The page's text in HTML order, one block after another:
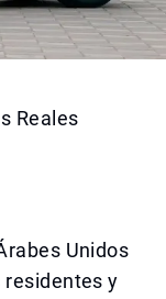
Reales
Unidos
y